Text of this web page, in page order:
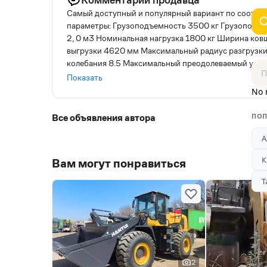
Самый доступный и популярный вариант по
параметры: Грузоподъемность 3500 кг
2, 0 м3 Номинальная нагрузка 1800 кг Ширина
выгрузки 4620 мм Максимальный радиус
колебания 8.5 Максимальный преодолеваемый
Габаритные размеры: Длина 7800 х Ширина 2150
водяным охлаждением) Типоразмер шин 17.5-25
2200 об/мин Максимальная скорость движения,
Клиренс 440 мм Колесная база 2763 мм Колея
тяговое усилие 48 kN Гидробак 100 л
Вентилятор в кабине Камера заднего вида
Показать
Все объявления автора
Вам могут понравиться
2
No